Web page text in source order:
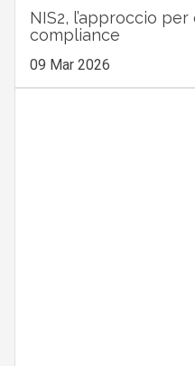
NIS2, l’approccio
compliance
09 Mar 2026